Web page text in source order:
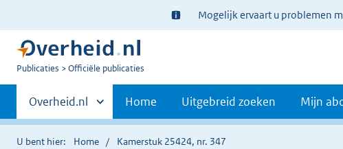
Ter
informatie:
Mogelijk ervaart u problemen
U
Publicaties Officiële publicaties
Primaire
navigatie
Andere
sites
binnen
Overheid.nl Home Uitgebreid zoeken Mijn
U bent hier: Home Kamerstuk 25424, nr. 347